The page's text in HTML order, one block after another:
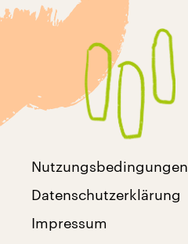
Nutzungsbedingungen
Datenschutzerklärung
Impressum